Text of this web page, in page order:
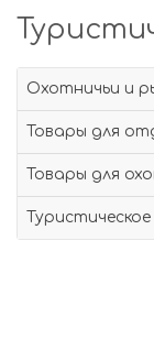
Охотничьи и
Товары для
Товары для